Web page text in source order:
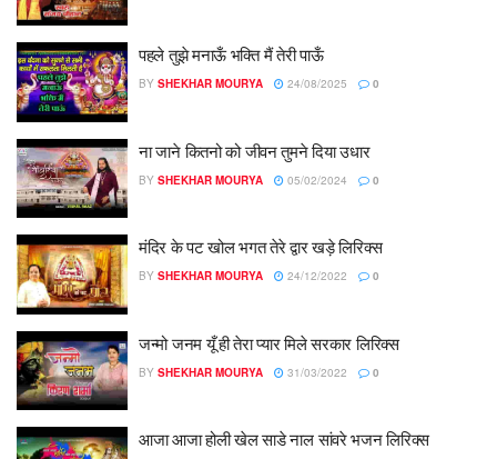
पहले तुझे मनाऊँ भक्ति मैं तेरी पाऊँ
BY SHEKHAR MOURYA 24/08/2025 0
ना जाने कितनो को जीवन तुमने दिया उधार
BY SHEKHAR MOURYA 05/02/2024 0
मंदिर के पट खोल भगत तेरे द्वार खड़े लिरिक्स
BY SHEKHAR MOURYA 24/12/2022 0
जन्मो जनम यूँ ही तेरा प्यार मिले सरकार लिरिक्स
BY SHEKHAR MOURYA 31/03/2022 0
आजा आजा होली खेल साडे नाल सांवरे भजन लिरिक्स